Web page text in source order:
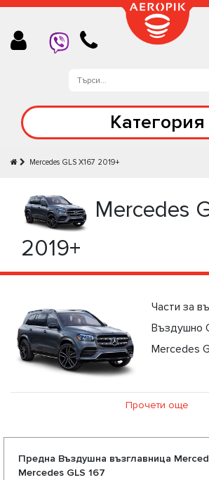
Категория
Mercedes GLS X167 2019+
Mercedes
2019+
Части за
Въздушно
Mercedes
Прочети още
Предна Въздушна възглавница
Mercedes GLS 167